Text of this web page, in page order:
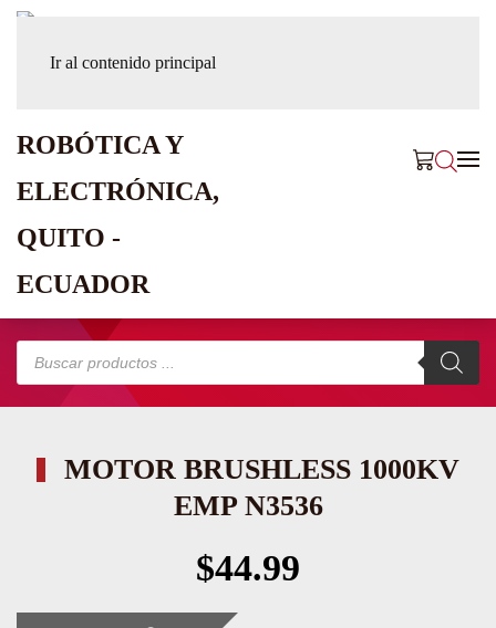
Ir al contenido principal
Búsqueda
productos
MOTOR BRUSHLESS 1000KV
EMP N3536
$44.99